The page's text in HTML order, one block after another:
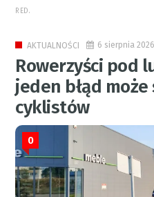
RED.
AKTUALNOŚCI 6 sierpnia 2026
Rowerzyści pod
jeden błąd
cyklistów
0